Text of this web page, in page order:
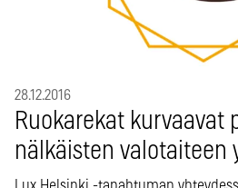
28.12.2016
Ruokarekat kurvaavat
nälkäisten valotaiteen